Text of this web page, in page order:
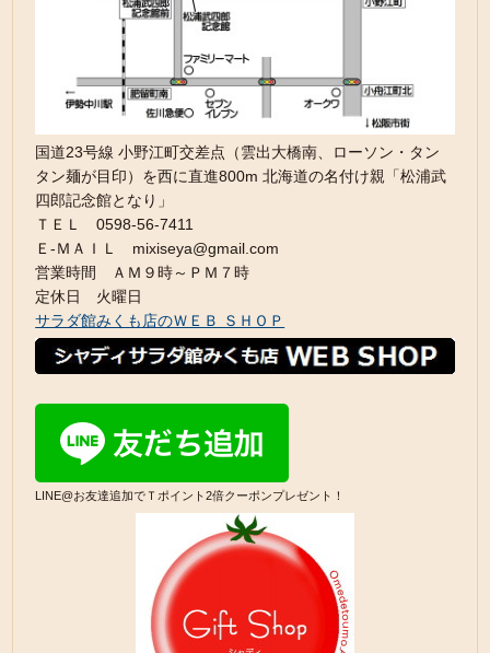
国道23号線 小野江町交差点（雲出大橋南、ローソン・タン
タン麺が目印）を西に直進800m 北海道の名付け親「松浦武
四郎記念館となり」
ＴＥＬ 0598-56-7411
Ｅ-ＭＡＩＬ mixiseya@gmail.com
営業時間 ＡＭ９時～ＰＭ７時
定休日 火曜日
サラダ館みくも店のＷＥＢ ＳＨＯＰ
LINE@お友達追加でＴポイント2倍クーポンプレゼント！